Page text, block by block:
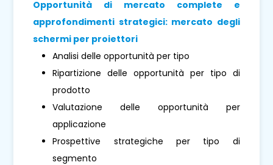
Opportunità di mercato complete e
approfondimenti strategici: mercato degli
schermi per proiettori
Analisi delle opportunità per tipo
Ripartizione delle opportunità per tipo di
prodotto
Valutazione delle opportunità per
applicazione
Prospettive strategiche per tipo di
segmento